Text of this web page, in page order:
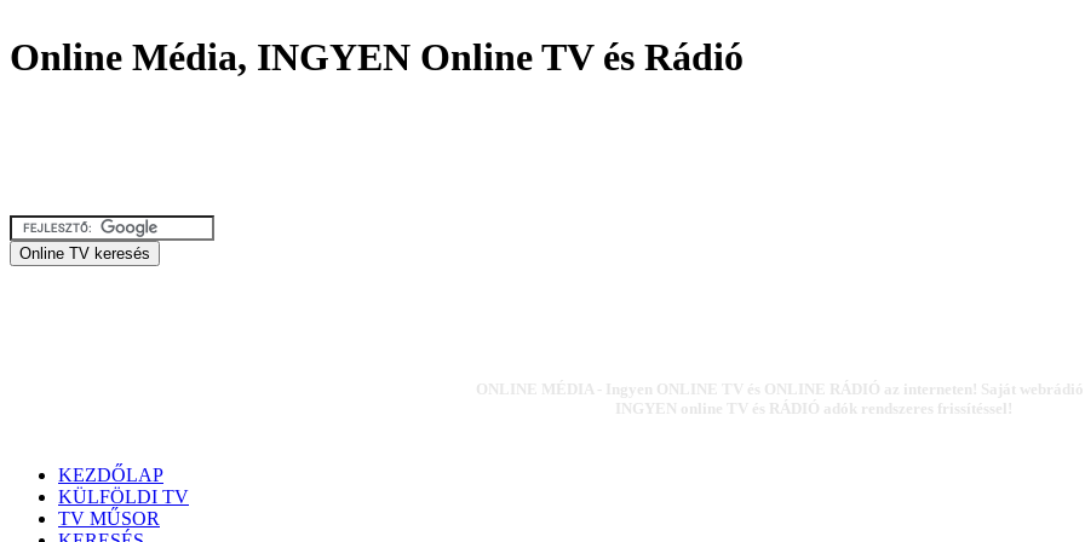
Online Média, INGYEN Online TV és Rádió
ONLINE MÉDIA - Ingyen ONLINE TV és ONLINE RÁDIÓ az interneten! Saját webrádió
INGYEN online TV és RÁDIÓ adók rendszeres frissítéssel!
KEZDŐLAP
KÜLFÖLDI TV
TV MŰSOR